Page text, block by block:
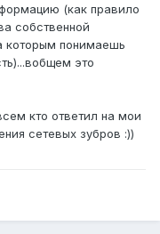
(как правило
собственной
которым понимаешь
это
кто ответил на мои
сетевых зубров :))